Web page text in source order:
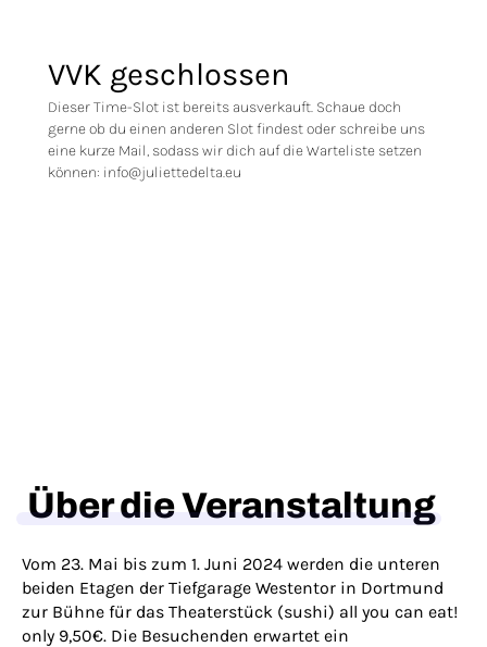
VVK geschlossen
Dieser Time-Slot ist bereits ausverkauft. Schaue doch
gerne ob du einen anderen Slot findest oder schreibe uns
eine kurze Mail, sodass wir dich auf die Warteliste setzen
können: info@juliettedelta.eu
Über die Veranstaltung
Vom 23. Mai bis zum 1. Juni 2024 werden die unteren
beiden Etagen der Tiefgarage Westentor in Dortmund
zur Bühne für das Theaterstück (sushi) all you can eat!
only 9,50€. Die Besuchenden erwartet ein